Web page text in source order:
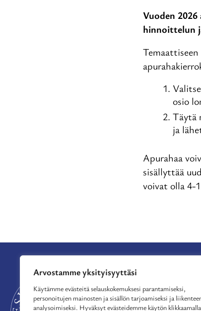
Arvostamme yksityisyyttäsi
Käytämme evästeitä selauskokemuksesi parantamiseksi,
personoitujen mainosten ja sisällön tarjoamiseksi ja
analysoimiseksi. Hyväksyt evästeidemme käytön klikkaamalla
Vuoden
hinnoittelun
osio
Täytä
ja
Apurahaa
sisällyttää
voivat olla 4-
TUE
MYÖNNETYT